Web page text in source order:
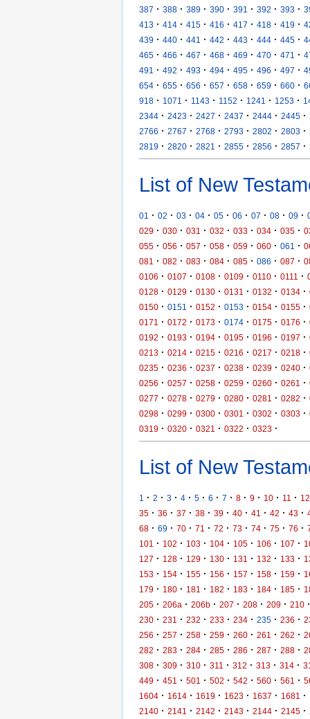
387 · 388 · 389 · 390 · 391 · 392 · 393 ·
413 · 414 · 415 · 416 · 417 · 418 · 419 ·
439 · 440 · 441 · 442 · 443 · 444 · 445 ·
465 · 466 · 467 · 468 · 469 · 470 · 471 ·
491
· 492 · 493 · 494 · 495 · 496 · 497 ·
654 · 655 · 656 · 657 · 658 · 659 · 660 ·
918 · 1071 · 1143 · 1152 · 1241 · 1253 ·
2344 · 2423 · 2427 · 2437 · 2444 · 2445 ·
2766 · 2767 · 2768 · 2793 · 2802 · 2803 ·
2819 · 2820 · 2821 · 2855 · 2856 · 2857 ·
List of New
01 · 02 · 03 · 04 · 05 · 06 · 07 · 08 · 09 ·
029 · 030 · 031 · 032 · 033 · 034 · 035 ·
055 · 056 · 057 · 058 · 059 · 060 · 061 ·
081
· 082 · 083 · 084 · 085 · 086 · 087 ·
0106 · 0107 · 0108 · 0109 · 0110 · 0111 ·
0128 · 0129 · 0130 · 0131 · 0132 · 0134 ·
0150 · 0151 · 0152 · 0153 · 0154 · 0155 ·
0171
· 0172 · 0173 · 0174 · 0175 · 0176 ·
0192 · 0193 · 0194 · 0195 · 0196 · 0197 ·
0213 · 0214 · 0215 · 0216 · 0217 · 0218 ·
0235 · 0236 · 0237 · 0238 · 0239 · 0240 ·
0256 · 0257 · 0258 · 0259 · 0260 · 0261 ·
0277 · 0278 · 0279 · 0280 · 0281 · 0282 ·
0298 · 0299 · 0300 · 0301 · 0302 · 0303 ·
0319 · 0320 · 0321 · 0322 · 0323 ·
List of New
1 · 2 · 3 · 4 · 5 · 6 · 7 · 8 · 9 · 10 · 11 · 12
35 · 36 · 37 · 38 · 39 · 40 · 41 · 42 · 43 ·
68 · 69 · 70 · 71 · 72 · 73 · 74 · 75 · 76 ·
101
· 102 · 103 · 104 · 105 · 106 · 107 ·
127 · 128 · 129 · 130 · 131 · 132 · 133 ·
153 · 154 · 155 · 156 · 157 · 158 · 159 ·
179 · 180 · 181 · 182 · 183 · 184 · 185 ·
205 · 206a · 206b · 207 · 208 · 209 · 210 ·
230 · 231 · 232 · 233 · 234 · 235 · 236 ·
256 · 257 · 258 · 259 · 260 · 261 · 262 ·
282 · 283 · 284 · 285 · 286 · 287 · 288 ·
308 · 309 · 310 · 311 · 312 · 313 · 314 ·
449 · 451 · 501 · 502 · 542 · 560 · 561 ·
1604 · 1614 · 1619 · 1623 · 1637 · 1681 ·
2140 · 2141 · 2142 · 2143 · 2144 · 2145 ·